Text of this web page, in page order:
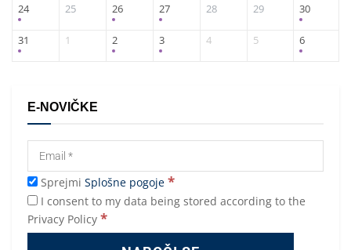
24 25 26 27 28 29 30
31 1 2 3 4 5 6
E-NOVIČKE
Sprejmi Splošne pogoje *
I consent to my data being stored according to the
Privacy Policy *